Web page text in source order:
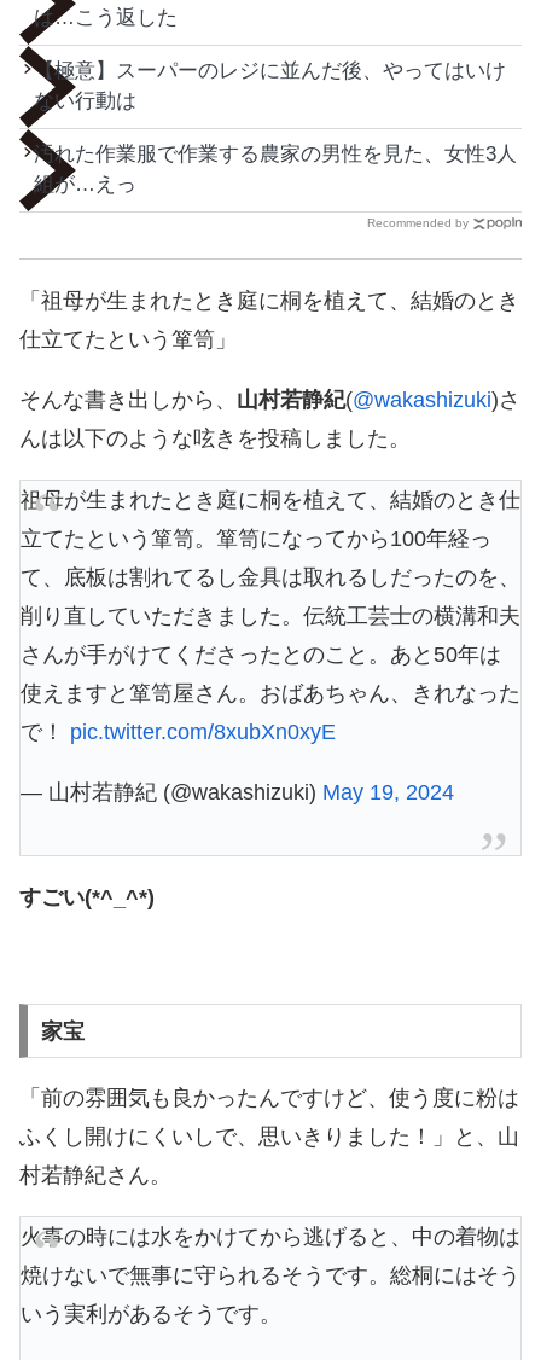
は…こう返した
【極意】スーパーのレジに並んだ後、やってはいけ
ない行動は
汚れた作業服で作業する農家の男性を見た、女性3人
組が…えっ
Recommended by
「祖母が生まれたとき庭に桐を植えて、結婚のとき
仕立てたという箪笥」
そんな書き出しから、 山村若静紀(@wakashizuki)さ
んは以下のような呟きを投稿しました。
祖母が生まれたとき庭に桐を植えて、結婚のとき仕
立てたという箪笥。箪笥になってから100年経っ
て、底板は割れてるし金具は取れるしだったのを、
削り直していただきました。伝統工芸士の横溝和夫
さんが手がけてくださったとのこと。あと50年は
使えますと箪笥屋さん。おばあちゃん、きれなった
で！ pic.twitter.com/8xubXn0xyE
— 山村若静紀 (@wakashizuki) May 19, 2024
すごい(*^_^*)
家宝
「前の雰囲気も良かったんですけど、使う度に粉は
ふくし開けにくいしで、思いきりました！」と、山
村若静紀さん。
火事の時には水をかけてから逃げると、中の着物は
焼けないで無事に守られるそうです。総桐にはそう
いう実利があるそうです。